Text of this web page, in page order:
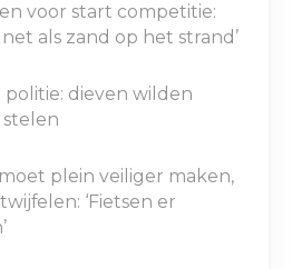
voor start competitie:
als zand op het strand’
politie: dieven wilden
plein veiliger maken,
‘Fietsen er